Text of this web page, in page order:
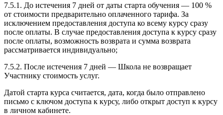
7.5.1. До истечения 7 дней от даты старта обучения — 100 %
от стоимости предварительно оплаченного тарифа. За
исключением предоставления доступа ко всему курсу сразу
после оплаты. В случае предоставления доступа к курсу сразу
после оплаты, возможность возврата и сумма возврата
рассматривается индивидуально;
7.5.2. После истечения 7 дней — Школа не возвращает
Участнику стоимость услуг.
Датой старта курса считается, дата, когда было отправлено
письмо с ключом доступа к курсу, либо открыт доступ к курсу
в личном кабинете.